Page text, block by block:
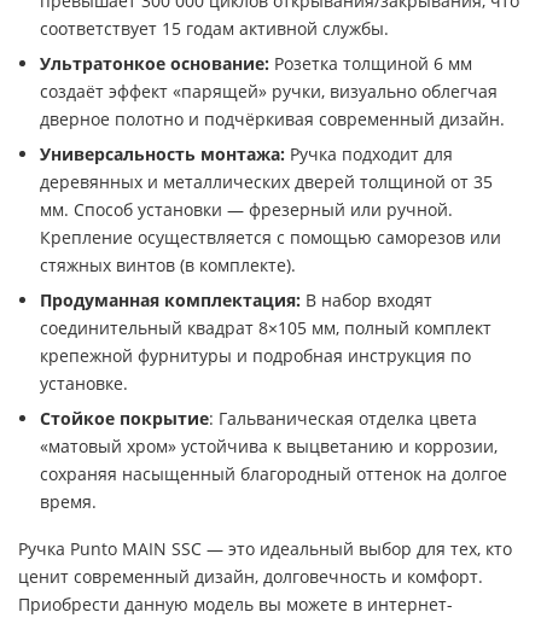
соответствует 15 годам активной службы.
Ультратонкое основание: Розетка толщиной 6 мм
создаёт эффект «парящей» ручки, визуально облегчая
дверное полотно и подчёркивая современный дизайн.
Универсальность монтажа: Ручка подходит для
деревянных и металлических дверей толщиной от 35
мм. Способ установки — фрезерный или ручной.
Крепление осуществляется с помощью саморезов или
стяжных винтов (в комплекте).
Продуманная комплектация: В набор входят
соединительный квадрат 8×105 мм, полный комплект
крепежной фурнитуры и подробная инструкция по
установке.
Стойкое покрытие: Гальваническая отделка цвета
«матовый хром» устойчива к выцветанию и коррозии,
сохраняя насыщенный благородный оттенок на долгое
время.
Ручка Punto MAIN SSC — это идеальный выбор для тех, кто
ценит современный дизайн, долговечность и комфорт.
Приобрести данную модель вы можете в интернет-